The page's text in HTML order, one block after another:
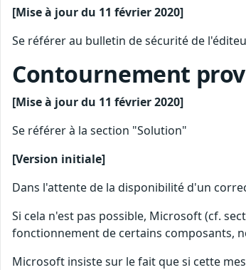
[Mise à jour du 11 février 2020]
Se référer au bulletin de sécurité de
Contournement
[Mise à jour du 11 février 2020]
Se référer à la section "Solution"
[Version initiale]
Dans l'attente de la disponibilité d'un
Si cela n'est pas possible, Microsoft (cf.
fonctionnement de certains composants,
Microsoft insiste sur le fait que si cette